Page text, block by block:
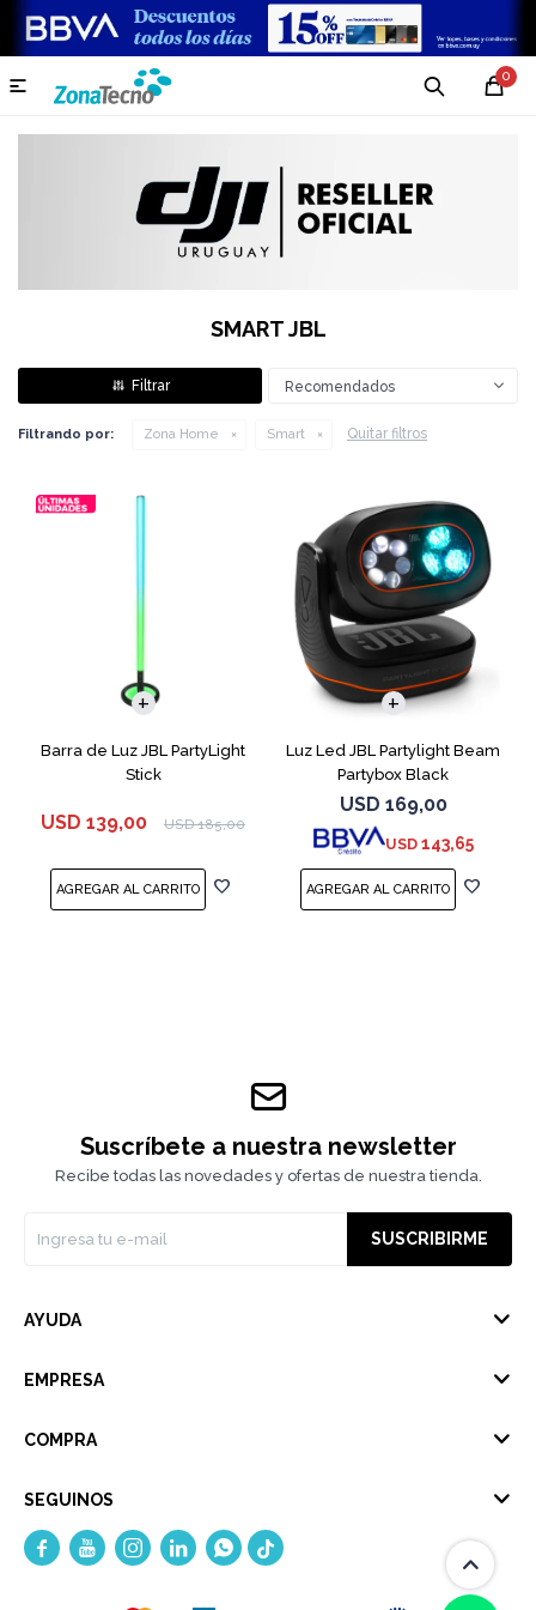
0

SMART JBL
Recomendados
Filtrando por: Zona Home Smart Quitar filtros
Barra de Luz JBL PartyLight
Stick
USD 139,00 USD 185,00
Luz Led JBL Partylight Beam
Partybox Black
USD 169,00
USD 143,65
Suscríbete a nuestra newsletter
Recibe todas las novedades y ofertas de nuestra tienda.
SUSCRIBIRME
AYUDA
EMPRESA
COMPRA
SEGUINOS
    